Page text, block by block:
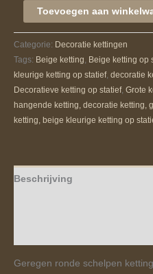
Toevoegen aan
Categorie: Decoratie kettingen
Tags: Beige ketting, Beige ketting op
kleurige ketting op statief, decoratie
Decoratieve ketting op statief, Grote
hangende ketting, decoratie ketting,
ketting, beige kleurige ketting op
Beschrijving
Geregen ronde schelpen